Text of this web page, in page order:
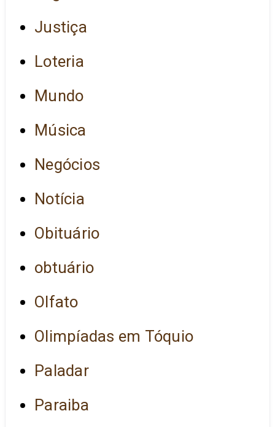
Justiça
Loteria
Mundo
Música
Negócios
Notícia
Obituário
obtuário
Olfato
Olimpíadas em Tóquio
Paladar
Paraiba